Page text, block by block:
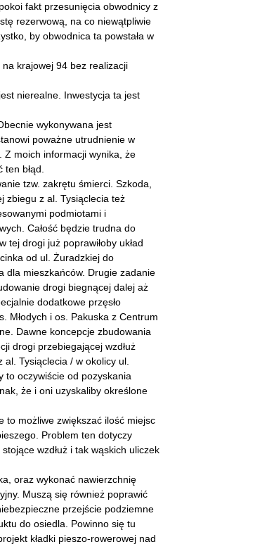
fakt przesunięcia obwodnicy z
rezerwową, na co niewątpliwie
by obwodnica ta powstała w
krajowej 94 bez realizacji
nierealne. Inwestycja ta jest
wykonywana jest
poważne utrudnienie w
Z moich informacji wynika, że
błąd.
tzw. zakrętu śmierci. Szkoda,
zbiegu z al. Tysiąclecia też
podmiotami i
Całość będzie trudna do
drogi już poprawiłoby układ
od ul. Żuradzkiej do
dla mieszkańców. Drugie zadanie
drogi biegnącej dalej aż
dodatkowe przęsło
Młodych i os. Pakuska z Centrum
Dawne koncepcje zbudowania
drogi przebiegającej wzdłuż
Tysiąclecia / w okolicy ul.
to oczywiście od pozyskania
że i oni uzyskaliby określone
to możliwe zwiększać ilość miejsc
Problem ten dotyczy
wzdłuż i tak wąskich uliczek
oraz wykonać nawierzchnię
Muszą się również poprawić
przejście podziemne
do osiedla. Powinno się tu
kładki pieszo-rowerowej nad